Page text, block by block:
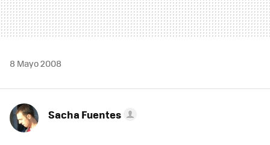
8 Mayo 2008
Sacha Fuentes